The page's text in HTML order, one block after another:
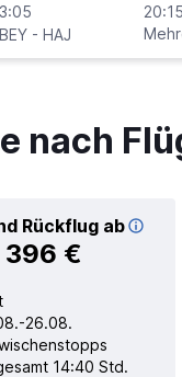
3:05
BEY- HAJ
nach
Rückflug ab
396 €
26.08.
14:40 Std.